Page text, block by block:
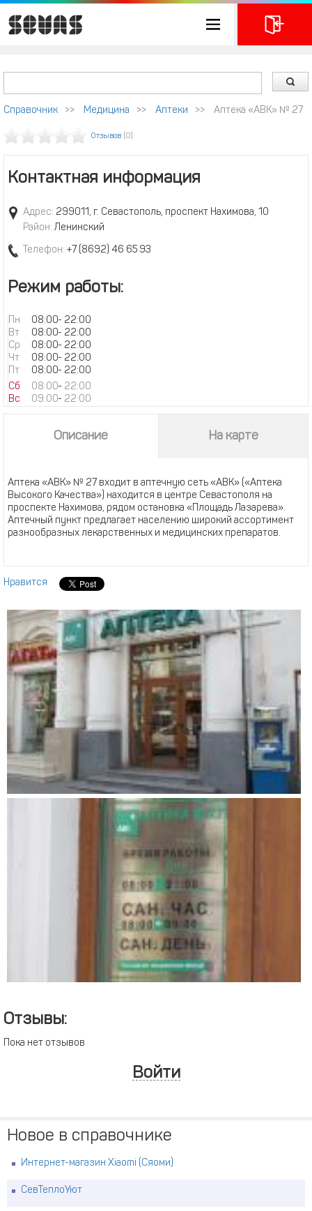
Справочник >> Медицина >> Аптеки >> Аптека «АВК» № 27
Отзывов (0)
Контактная информация
Адрес: 299011, г. Севастополь, проспект Нахимова, 10
Район: Ленинский
Телефон: +7 (8692) 46 65 93
Режим работы:
Пн 08:00- 22:00
Вт
08:00- 22:00
Ср
08:00- 22:00
Чт
08:00- 22:00
Пт
08:00- 22:00
Сб
08:00- 22:00
Вс
09:00- 22:00
Описание На карте
Аптека «АВК» № 27 входит в аптечную сеть «АВК» («Аптека
Высокого Качества») находится в центре Севастополя на
проспекте Нахимова, рядом остановка «Площадь Лазарева».
Аптечный пункт предлагает населению широкий ассортимент
разнообразных лекарственных и медицинских препаратов.
Нравится
Отзывы:
Пока нет отзывов
Войти
Новое в справочнике
Интернет-магазин Xiaomi (Сяоми)
СевТеплоУют